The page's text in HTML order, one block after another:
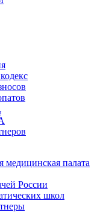
медицинская палата
России
школ